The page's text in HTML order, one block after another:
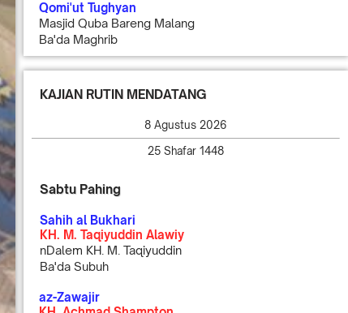
Qomi'ut Tughyan
Masjid Quba Bareng Malang
Ba'da Maghrib
KAJIAN RUTIN MENDATANG
8 Agustus 2026
25 Shafar 1448
Sabtu Pahing
Sahih al Bukhari
KH. M. Taqiyuddin Alawiy
nDalem KH. M. Taqiyuddin
Ba'da Subuh
az-Zawajir